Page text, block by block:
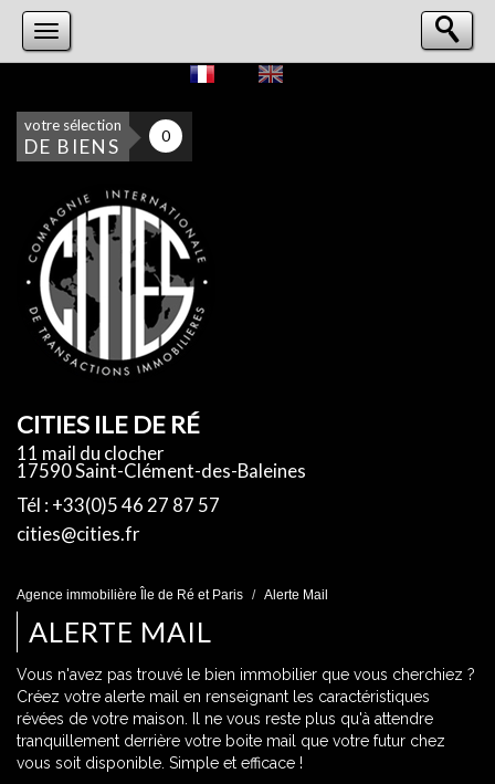
votre sélection
DE BIENS 0
CITIES ILE DE RÉ
11 mail du clocher
17590 Saint-Clément-des-Baleines
Tél : +33(0)5 46 27 87 57
cities@cities.fr
Agence immobilière Île de Ré et Paris Alerte Mail
ALERTE MAIL
Vous n'avez pas trouvé le bien immobilier que vous cherchiez ?
Créez votre alerte mail en renseignant les caractéristiques
révées de votre maison. Il ne vous reste plus qu'à attendre
tranquillement derrière votre boite mail que votre futur chez
vous soit disponible. Simple et efficace !